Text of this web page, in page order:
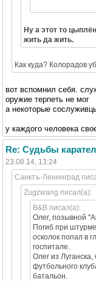
Ну а этот то
жить да жить.
Как куда? Колорадов
вот вспомнил себя.
оружие терпеть не мог
а некоторые
у каждого человека
Re: Судьбы
23.08.14, 13:24
Санктъ-Ленинград
Zugzwang писал(а):
B&B писал(а):
Олег, позывной
Погиб при
осколок попал в
госпитале.
Олег из
футбольного
батальон.